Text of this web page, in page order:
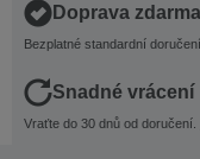
Doprava
Bezplatné standardní
Snadné vrácení
Vraťte do 30 dnů od doručení.